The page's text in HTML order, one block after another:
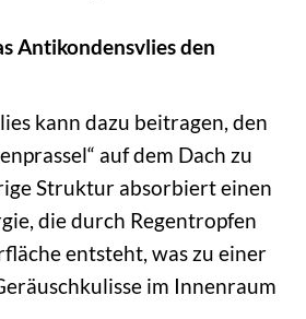
Antikondensvlies den
kann dazu beitragen, den
auf dem Dach zu
Struktur absorbiert einen
die durch Regentropfen
entsteht, was zu einer
im Innenraum